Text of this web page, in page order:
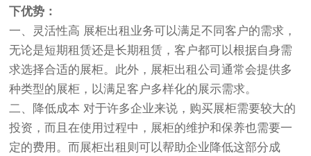
下优势：
一、灵活性高 展柜出租业务可以满足不同客户的需求，
无论是短期租赁还是长期租赁，客户都可以根据自身需
求选择合适的展柜。此外，展柜出租公司通常会提供多
种类型的展柜，以满足客户多样化的展示需求。
二、降低成本 对于许多企业来说，购买展柜需要较大的
投资，而且在使用过程中，展柜的维护和保养也需要一
定的费用。而展柜出租则可以帮助企业降低这部分成